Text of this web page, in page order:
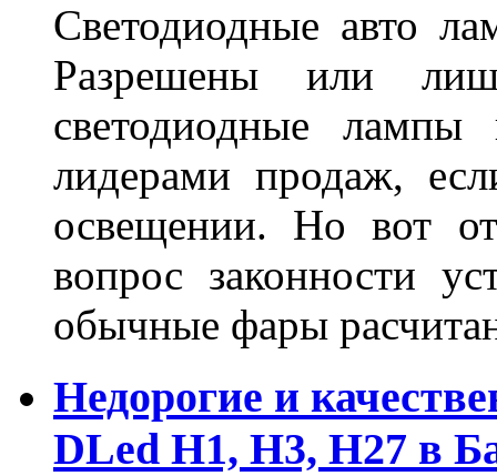
Светодиодные авто
Разрешены или
светодиодные лампы
лидерами продаж,
освещении. Но вот
вопрос законности
обычные фары
Недорогие и
DLed Н1, Н3, Н27 в